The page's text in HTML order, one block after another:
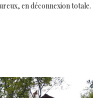
en déconnexion totale.